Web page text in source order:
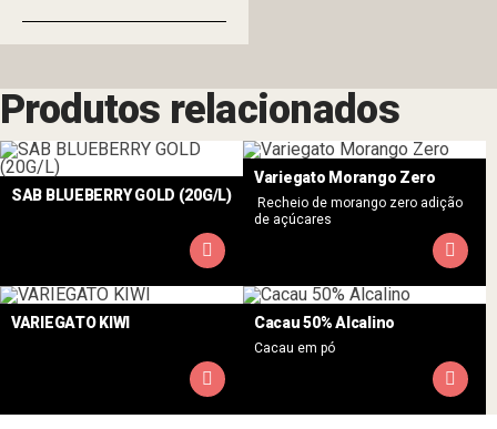
Produtos relacionados
SAB BLUEBERRY GOLD (20G/L)
Variegato Morango Zero
Recheio de morango zero adição
de açúcares
VARIEGATO KIWI Cacau 50% Alcalino
Cacau em pó